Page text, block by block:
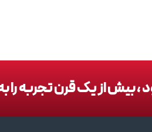
، بیش از یک قرن تجربه